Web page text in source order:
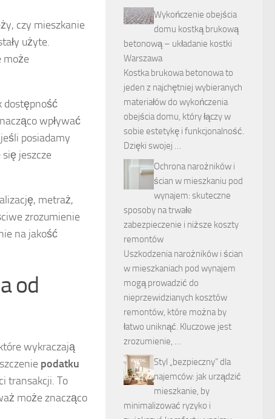
czy mieszkanie
użyte.
może
dostępność
wpływać
posiadamy
jeszcze
metraż,
zrozumienie
na jakość
od
wykraczają
podatku
transakcji. To
może znacząco
Wykończenie obejścia
domu kostką brukową
betonową – układanie kostki
Warszawa
Kostka brukowa betonowa to
jeden z najchętniej wybieranych
materiałów do wykończenia
obejścia domu, który łączy w
sobie estetykę i funkcjonalność.
Dzięki swojej …
Ochrona narożników i
ścian w mieszkaniu pod
wynajem: skuteczne
sposoby na trwałe
zabezpieczenie i niższe koszty
remontów
Uszkodzenia narożników i ścian
w mieszkaniach pod wynajem
mogą prowadzić do
nieprzewidzianych kosztów
remontów, które można by
łatwo uniknąć. Kluczowe jest
zrozumienie, …
Styl „bezpieczny” dla
najemców: jak urządzić
mieszkanie, by
minimalizować ryzyko i